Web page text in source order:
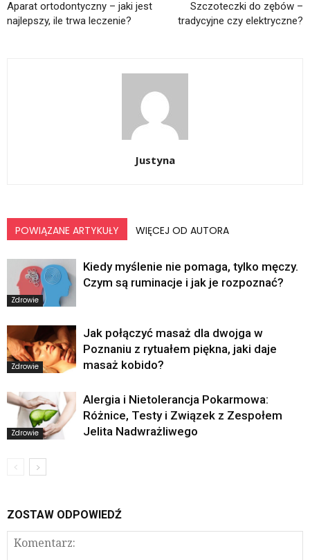
Aparat ortodontyczny – jaki jest
najlepszy, ile trwa leczenie?
Szczoteczki do zębów –
tradycyjne czy elektryczne?
Justyna
POWIĄZANE ARTYKUŁY WIĘCEJ OD AUTORA
Zdrowie
Kiedy myślenie nie pomaga, tylko męczy.
Czym są ruminacje i jak je rozpoznać?
Zdrowie
Jak połączyć masaż dla dwojga w
Poznaniu z rytuałem piękna, jaki daje
masaż kobido?
Zdrowie
Alergia i Nietolerancja Pokarmowa:
Różnice, Testy i Związek z Zespołem
Jelita Nadwrażliwego
ZOSTAW ODPOWIEDŹ